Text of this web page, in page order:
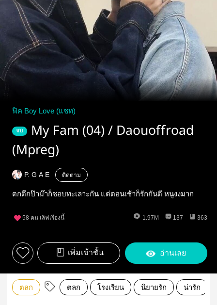
ฟิค Boy Love (แชท)
จบ
My Fam (04) / Daouoffroad
(Mpreg)
P. G A E ติดตาม
ตกดึกป๊าม๊าก็ชอบทะเลาะกัน แต่ตอนเช้าก็รักกันดี หนูงงมาก
58 คน เลิฟเรื่องนี้ 1.97M 137 363
เพิ่มเข้าชั้น อ่านเลย
ตลก ตลก โรงเรียน นิยายรัก น่ารัก